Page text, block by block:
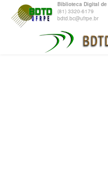
Biblioteca Digital
(81) 3320-6179
bdtd.bc@ufrpe.br